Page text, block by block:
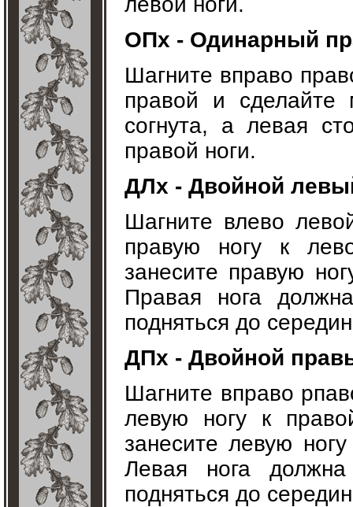
ОПх - Одинарный
Шагните вправо
правой и сделайте
согнута, а левая
правой ноги.
ДЛх - Двойной
Шагните влево
правую ногу к
занесите правую
Правая нога
подняться до
ДПх - Двойной
Шагните вправо
левую ногу к
занесите левую
Левая нога
подняться до